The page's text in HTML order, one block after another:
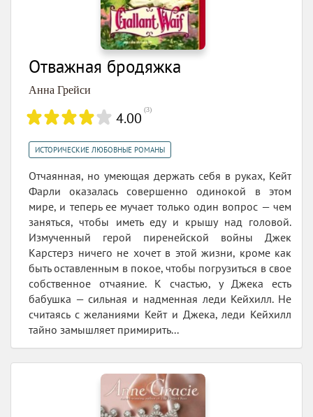
Отважная бродяжка
Анна Грейси
4.00 (3)
ИСТОРИЧЕСКИЕ ЛЮБОВНЫЕ РОМАНЫ
Отчаянная, но умеющая держать себя в руках, Кейт
Фарли оказалась совершенно одинокой в этом
мире, и теперь ее мучает только один вопрос — чем
заняться, чтобы иметь еду и крышу над головой.
Измученный герой пиренейской войны Джек
Карстерз ничего не хочет в этой жизни, кроме как
быть оставленным в покое, чтобы погрузиться в свое
собственное отчаяние. К счастью, у Джека есть
бабушка — сильная и надменная леди Кейхилл. Не
считаясь с желаниями Кейт и Джека, леди Кейхилл
тайно замышляет примирить...